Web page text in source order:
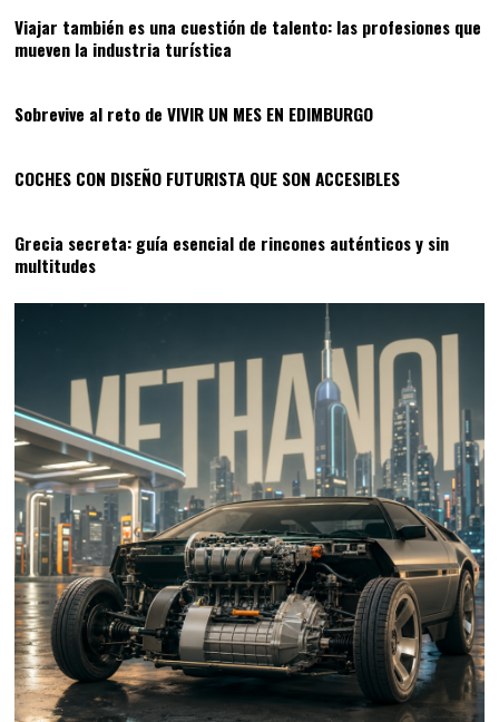
Viajar también es una cuestión de talento: las profesiones que
mueven la industria turística
Sobrevive al reto de VIVIR UN MES EN EDIMBURGO
COCHES CON DISEÑO FUTURISTA QUE SON ACCESIBLES
Grecia secreta: guía esencial de rincones auténticos y sin
multitudes